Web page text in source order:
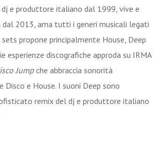
dj e produttore italiano dal 1999, vive e
dal 2013, ama tutti i generi musicali legati
propone principalmente House, Deep
esperienze discografiche approda su IRMA
Jumpche abbraccia sonorità
Disco e House. I suoni Deep sono
remix del dj e produttore italiano